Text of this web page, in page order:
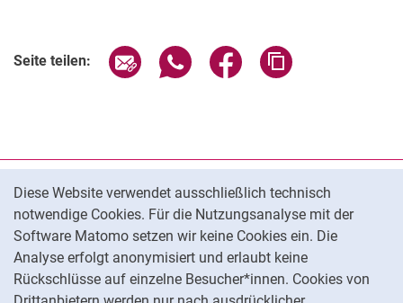
Diese Website verwendet ausschließlich technisch
notwendige Cookies. Für die Nutzungsanalyse mit der
Software Matomo setzen wir keine Cookies ein. Die
Analyse erfolgt anonymisiert und erlaubt keine
Rückschlüsse auf einzelne Besucher*innen. Cookies von
Seite teilen: Seite über E-Mail teilen
Seite über WhatsApp teilen
Seite über Facebook
Datenschutz
Barrierefreiheit
Transparenter KI-Einsatz
Impressum
Cookie-Einstellungen